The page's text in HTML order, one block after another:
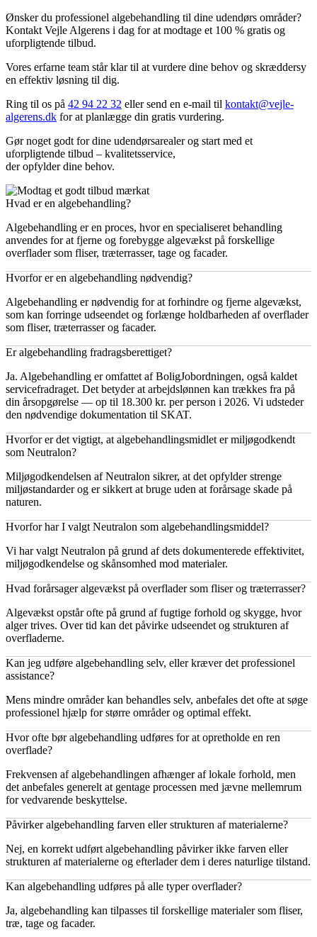
Ønsker du professionel algebehandling til dine udendørs områder?
Kontakt Vejle Algerens i dag for at modtage et 100 % gratis og
uforpligtende tilbud.
Vores erfarne team står klar til at vurdere dine behov og skræddersy
en effektiv løsning til dig.
Ring til os på 42 94 22 32 eller send en e-mail til kontakt@vejle-
algerens.dk for at planlægge din gratis vurdering.
Gør noget godt for dine udendørsarealer og start med et
uforpligtende tilbud – kvalitetsservice,
der opfylder dine behov.
Hvad er en algebehandling?
Algebehandling er en proces, hvor en specialiseret behandling
anvendes for at fjerne og forebygge algevækst på forskellige
overflader som fliser, træterrasser, tage og facader.
Hvorfor er en algebehandling nødvendig?
Algebehandling er nødvendig for at forhindre og fjerne algevækst,
som kan forringe udseendet og forlænge holdbarheden af overflader
som fliser, træterrasser og facader.
Er algebehandling fradragsberettiget?
Ja. Algebehandling er omfattet af BoligJobordningen, også kaldet
servicefradraget. Det betyder at arbejdslønnen kan trækkes fra på
din årsopgørelse — op til 18.300 kr. per person i 2026. Vi udsteder
den nødvendige dokumentation til SKAT.
Hvorfor er det vigtigt, at algebehandlingsmidlet er miljøgodkendt
som Neutralon?
Miljøgodkendelsen af Neutralon sikrer, at det opfylder strenge
miljøstandarder og er sikkert at bruge uden at forårsage skade på
naturen.
Hvorfor har I valgt Neutralon som algebehandlingsmiddel?
Vi har valgt Neutralon på grund af dets dokumenterede effektivitet,
miljøgodkendelse og skånsomhed mod materialer.
Hvad forårsager algevækst på overflader som fliser og træterrasser?
Algevækst opstår ofte på grund af fugtige forhold og skygge, hvor
alger trives. Over tid kan det påvirke udseendet og strukturen af
overfladerne.
Kan jeg udføre algebehandling selv, eller kræver det professionel
assistance?
Mens mindre områder kan behandles selv, anbefales det ofte at søge
professionel hjælp for større områder og optimal effekt.
Hvor ofte bør algebehandling udføres for at opretholde en ren
overflade?
Frekvensen af algebehandlingen afhænger af lokale forhold, men
det anbefales generelt at gentage processen med jævne mellemrum
for vedvarende beskyttelse.
Påvirker algebehandling farven eller strukturen af materialerne?
Nej, en korrekt udført algebehandling påvirker ikke farven eller
strukturen af materialerne og efterlader dem i deres naturlige tilstand.
Kan algebehandling udføres på alle typer overflader?
Ja, algebehandling kan tilpasses til forskellige materialer som fliser,
træ, tage og facader.